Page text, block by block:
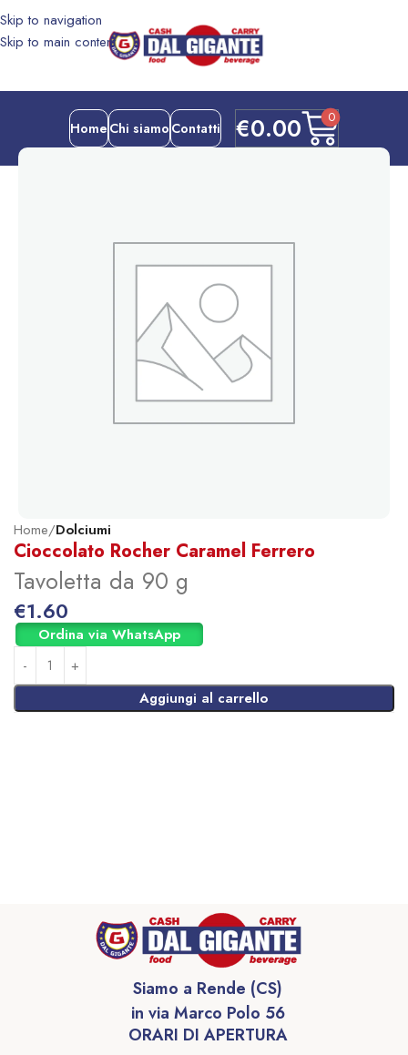
Skip to navigation
Skip to main content
€0.00 0
Home Chi siamo Contatti
Home Dolciumi
Cioccolato Rocher Caramel Ferrero
Tavoletta da 90 g
€1.60
Aggiungi al carrello
Ordina via WhatsApp
Siamo a Rende (CS)
in via Marco Polo 56
ORARI DI APERTURA